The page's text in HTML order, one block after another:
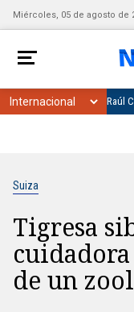
Miércoles, 05 de agosto de
Raúl
Suiza
Tigresa
de un